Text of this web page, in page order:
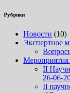
Рубрики
Новости (10)
Экспертное
II
26-06-
II